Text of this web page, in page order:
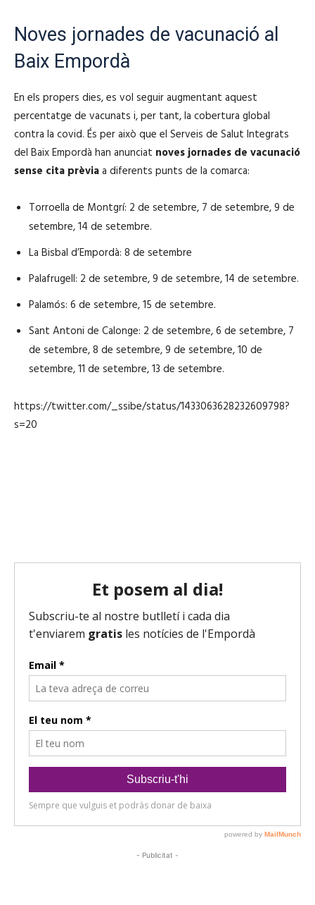
Noves jornades de vacunació al
Baix Empordà
En els propers dies, es vol seguir augmentant aquest
percentatge de vacunats i, per tant, la cobertura global
contra la covid. És per això que el Serveis de Salut Integrats
del Baix Empordà han anunciat noves jornades de vacunació
sense cita prèviaa diferents punts de la comarca:
Torroella de Montgrí: 2 de setembre, 7 de setembre, 9 de
setembre, 14 de setembre.
La Bisbal d’Empordà: 8 de setembre
Palafrugell: 2 de setembre, 9 de setembre, 14 de setembre.
Palamós: 6 de setembre, 15 de setembre.
Sant Antoni de Calonge: 2 de setembre, 6 de setembre, 7
de setembre, 8 de setembre, 9 de setembre, 10 de
setembre, 11 de setembre, 13 de setembre.
https://twitter.com/_ssibe/status/1433063628232609798?
s=20
- Publicitat -